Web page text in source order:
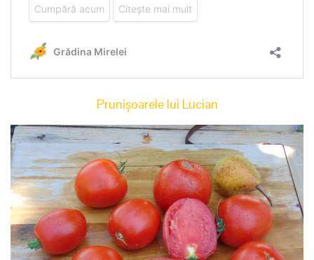
Prunișoarele lui Lucian